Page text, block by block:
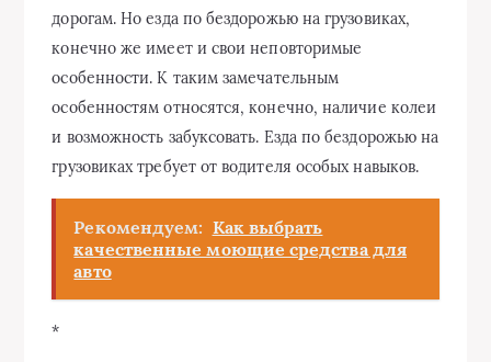
дорогам. Но езда по бездорожью на грузовиках,
конечно же имеет и свои неповторимые
особенности. К таким замечательным
особенностям относятся, конечно, наличие колеи
и возможность забуксовать. Езда по бездорожью на
грузовиках требует от водителя особых навыков.
Рекомендуем: Как выбрать
качественные моющие средства для
авто
*